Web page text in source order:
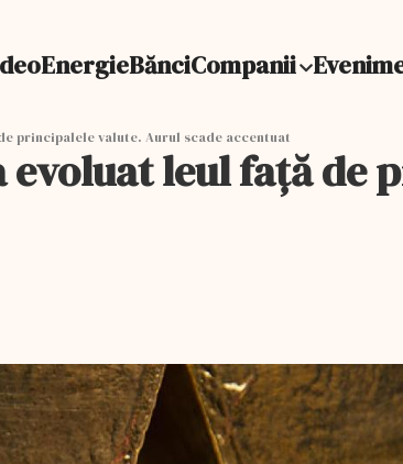
EnergieBănciCompanii
principalele valute. Aurul scade accentuat
evoluat leul față